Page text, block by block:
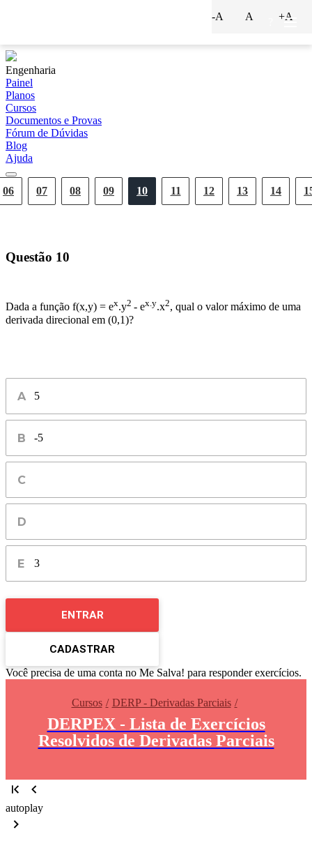
Engenharia
Painel
Planos
Cursos
Documentos e Provas
Fórum de Dúvidas
Blog
Ajuda
06 07 08 09 10 11 12 13 14
-A A +A
Questão 10
Dada a função f(x,y) = ex.y2 - ex.y.x2, qual o valor máximo de uma
derivada direcional em (0,1)?
5
-5
3
ENTRAR
CADASTRAR
Você precisa de uma conta no Me Salva! para responder exercícios.
Cursos DERP - Derivadas Parciais
DERPEX - Lista de Exercícios
Resolvidos de Derivadas Parciais
autoplay